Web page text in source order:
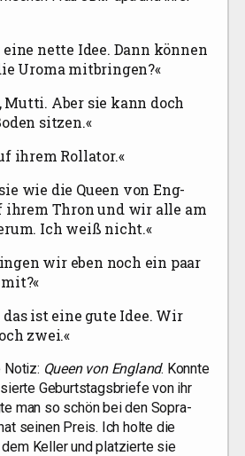
eine net­te Idee. Dann kön­nen
Uroma mitbringen?«
Mut­ti. Aber sie kann doch
sitzen.«
ihrem Rollator.«
wie die Queen von Eng­
ihrem Thron und wir alle am
Ich weiß nicht.«
wir eben noch ein paar
ist eine gute Idee. Wir
zwei.«
Notiz: Queen von Eng­land. Konn­te
Geburts­tags­brie­fe von ihr
man so schön bei den Sopra­
sei­nen Preis. Ich hol­te die
Kel­ler und plat­zier­te sie